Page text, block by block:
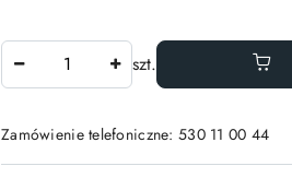
szt.
Zamówienie telefoniczne: 530 11 00 44